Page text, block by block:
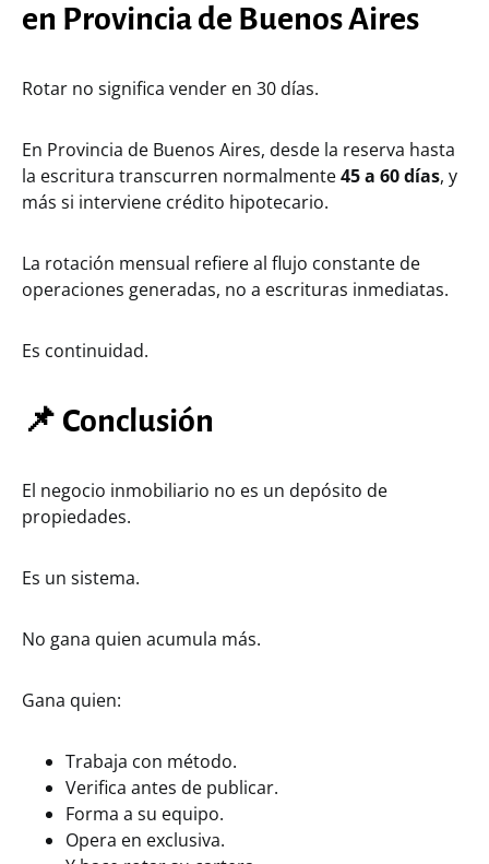
en Provincia de Buenos Aires
Rotar no significa vender en 30 días.
En Provincia de Buenos Aires, desde la reserva hasta
la escritura transcurren normalmente45 a 60 días, y
más si interviene crédito hipotecario.
La rotación mensual refiere al flujo constante de
operaciones generadas, no a escrituras inmediatas.
Es continuidad.
📌 Conclusión
El negocio inmobiliario no es un depósito de
propiedades.
Es un sistema.
No gana quien acumula más.
Gana quien:
Trabaja con método.
Verifica antes de publicar.
Forma a su equipo.
Opera en exclusiva.